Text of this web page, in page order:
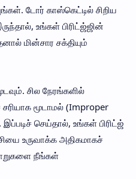
டோர் காஸ்கெட்டில் சிறிய
உங்கள் பிரிட்ஜ்ஜின்
மின்சார சக்தியும்
சில நேரங்களில்
மூடாமல் (Improper
செய்தால், உங்கள் பிரிட்ஜ்
உருவாக்க அதிகமாகச்
நீங்கள்